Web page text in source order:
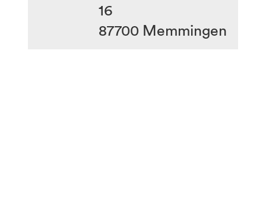
16
87700 Memmingen